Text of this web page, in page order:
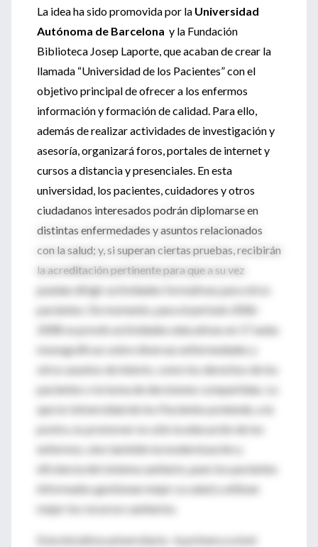
La idea ha sido promovida por la Universidad
Autónoma de Barcelona y la Fundación
Biblioteca Josep Laporte, que acaban de crear la
llamada “Universidad de los Pacientes” con el
objetivo principal de ofrecer a los enfermos
información y formación de calidad. Para ello,
además de realizar actividades de investigación y
asesoría, organizará foros, portales de internet y
cursos a distancia y presenciales. En esta
universidad, los pacientes, cuidadores y otros
ciudadanos interesados podrán diplomarse en
distintas enfermedades y asuntos relacionados
con la salud; y, si superan ciertas pruebas, recibirán
la acreditación pertinente para que a su vez
puedan dirigir actividades formativas para otros
pacientes. De momento, para el periodo 2006-
2008 se prevén actividades educativas en 17 aulas
monográficas sobre diversas enfermedades y
otros asuntos de interés, como los derechos de los
pacientes o la toma de decisiones compartidas. Lo
que la Universidad de los Pacientes pretende, a la
postre, es promover no sólo la educación de los
enfermos, sino también la modernización y
eficiencia del sistema sanitario, pues los pacientes
informados gestionan mejor su salud y utilizan
mejor los recursos sanitarios.
Esta iniciativa universitaria –la primera a nivel